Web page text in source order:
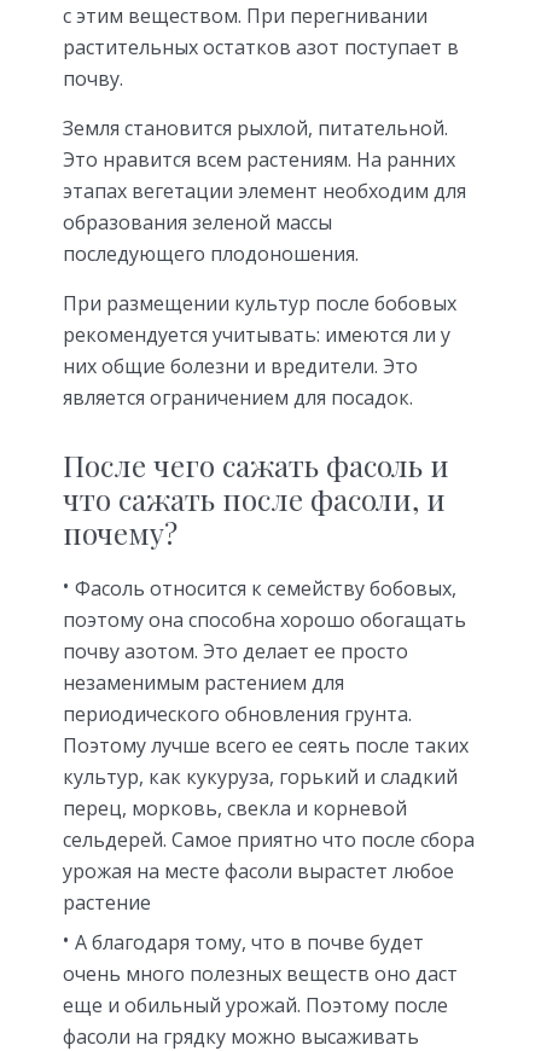
с этим веществом. При перегнивании
растительных остатков азот поступает в
почву.
Земля становится рыхлой, питательной.
Это нравится всем растениям. На ранних
этапах вегетации элемент необходим для
образования зеленой массы
последующего плодоношения.
При размещении культур после бобовых
рекомендуется учитывать: имеются ли у
них общие болезни и вредители. Это
является ограничением для посадок.
После чего сажать фасоль и
что сажать после фасоли, и
почему?
Фасоль относится к семейству бобовых,
поэтому она способна хорошо обогащать
почву азотом. Это делает ее просто
незаменимым растением для
периодического обновления грунта.
Поэтому лучше всего ее сеять после таких
культур, как кукуруза, горький и сладкий
перец, морковь, свекла и корневой
сельдерей. Самое приятно что после сбора
урожая на месте фасоли вырастет любое
растение
А благодаря тому, что в почве будет
очень много полезных веществ оно даст
еще и обильный урожай. Поэтому после
фасоли на грядку можно высаживать